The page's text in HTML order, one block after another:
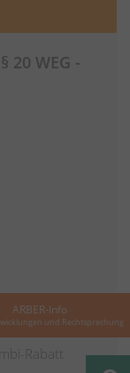
20 WEG -
Rabatt
ARBER-Info
und Rechtsprechung